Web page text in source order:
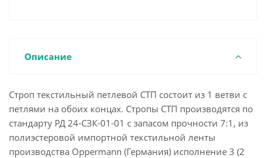
Описание
Строп текстильный петлевой СТП состоит из 1 ветви с
петлями на обоих концах. Стропы СТП производятся по
стандарту РД 24-СЗК-01-01 с запасом прочности 7:1, из
полиэстеровой импортной текстильной ленты
производства Oppermann (Германия) исполнение 3 (2